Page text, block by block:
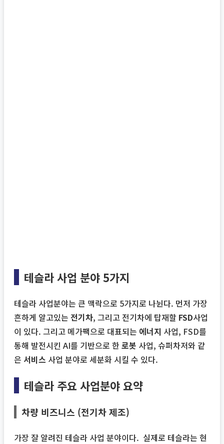
테슬라 사업 분야 5가지
테슬라 사업분야는 큰 맥락으로 5가지로 나뉜다. 먼저 가장
흔하게 알고있는 전기차, 그리고 전기차에 탑재할 FSD사업
이 있다. 그리고 메가팩으로 대표되는 에너지 사업, FSD를
통해 발전시킨 AI를 기반으로 한 로봇 사업, 슈퍼차저와 같
은 서비스 사업 분야로 세분화 시킬 수 있다.
테슬라 주요 사업분야 요약
차량 비즈니스 (전기차 제조)
가장 잘 알려진 테슬라 사업 분야이다. 실제로 테슬라는 현